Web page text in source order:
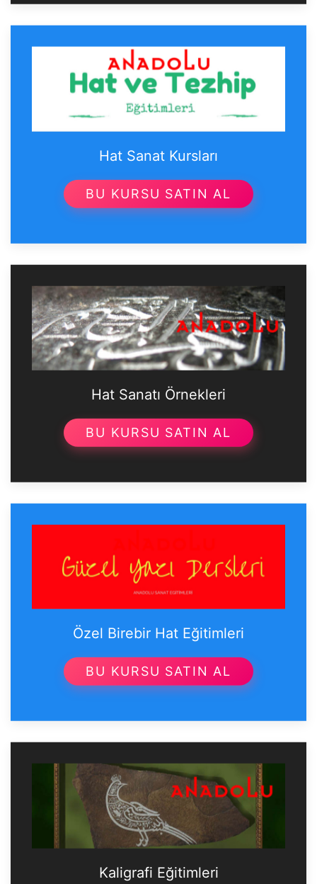
Hat Sanat Kursları
BU KURSU SATIN AL
Hat Sanatı Örnekleri
BU KURSU SATIN AL
Özel Birebir Hat Eğitimleri
BU KURSU SATIN AL
Kaligrafi Eğitimleri